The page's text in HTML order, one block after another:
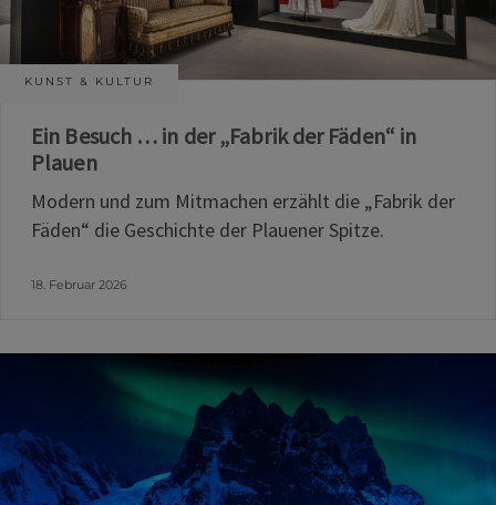
KUNST & KULTUR
Ein Besuch … in der „Fabrik der Fäden“ in
Plauen
Modern und zum Mitmachen erzählt die „Fabrik der
Fäden“ die Geschichte der Plauener Spitze.
18. Februar 2026